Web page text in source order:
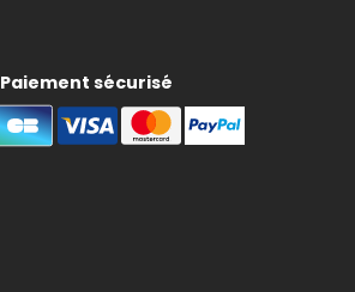
Paiement sécurisé